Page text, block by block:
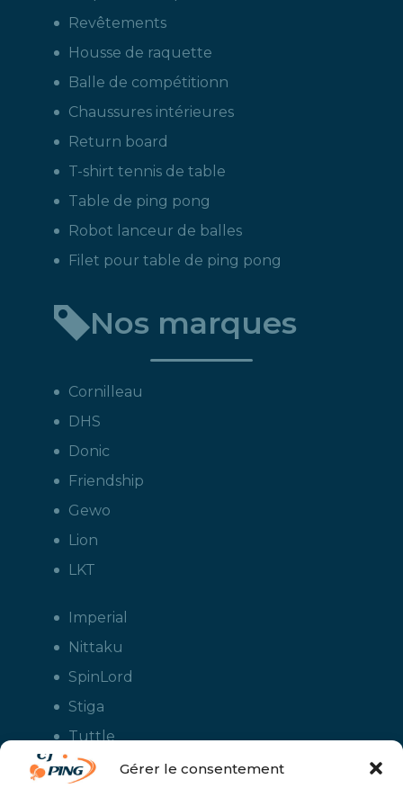
Gérer le consentement
Revêtements
Housse de raquette
Balle de compétitionn
Chaussures intérieures
Return board
T-shirt tennis de table
Table de ping pong
Robot lanceur de balles
Filet pour table de ping pong
Nos marques
Cornilleau
DHS
Donic
Friendship
Gewo
Lion
LKT
Imperial
Nittaku
SpinLord
Stiga
Tuttle
Xiom